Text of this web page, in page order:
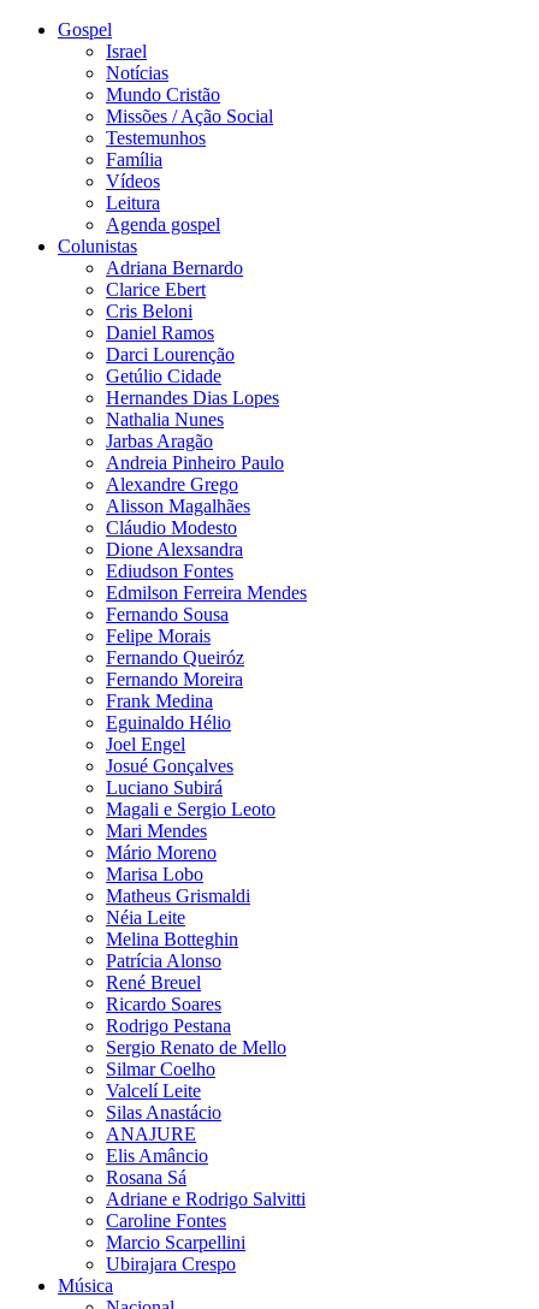
Gospel
Israel
Notícias
Mundo Cristão
Missões / Ação Social
Testemunhos
Família
Vídeos
Leitura
Agenda gospel
Colunistas
Adriana Bernardo
Clarice Ebert
Cris Beloni
Daniel Ramos
Darci Lourenção
Getúlio Cidade
Hernandes Dias Lopes
Nathalia Nunes
Jarbas Aragão
Andreia Pinheiro Paulo
Alexandre Grego
Alisson Magalhães
Cláudio Modesto
Dione Alexsandra
Ediudson Fontes
Edmilson Ferreira Mendes
Fernando Sousa
Felipe Morais
Fernando Queiróz
Fernando Moreira
Frank Medina
Eguinaldo Hélio
Joel Engel
Josué Gonçalves
Luciano Subirá
Magali e Sergio Leoto
Mari Mendes
Mário Moreno
Marisa Lobo
Matheus Grismaldi
Néia Leite
Melina Botteghin
Patrícia Alonso
René Breuel
Ricardo Soares
Rodrigo Pestana
Sergio Renato de Mello
Silmar Coelho
Valcelí Leite
Silas Anastácio
ANAJURE
Elis Amâncio
Rosana Sá
Adriane e Rodrigo Salvitti
Caroline Fontes
Marcio Scarpellini
Ubirajara Crespo
Música